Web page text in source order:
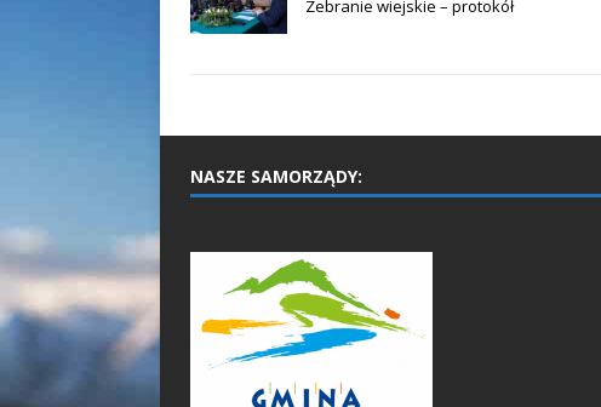
Zebranie wiejskie – protokół
NASZE SAMORZĄDY: